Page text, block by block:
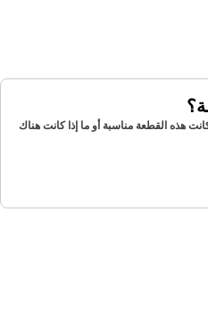
القطعة مناسبة أو ما إذا كانت هناك